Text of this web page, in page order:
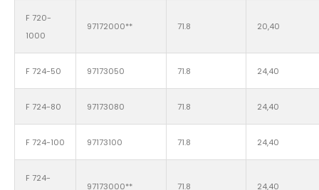
F 720-
1000
97172000** 71.8 20,40
F 724-50 97173050 71.8 24,40
F 724-80 97173080 71.8 24,40
F 724-100 97173100 71.8 24,40
F 724-
97173000** 71.8 24,40